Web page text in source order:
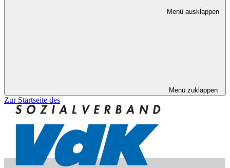
Menü ausklappen
Menü zuklappen
Zur Startseite des